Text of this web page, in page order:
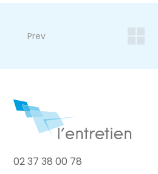
Prev
02 37 38 00 78